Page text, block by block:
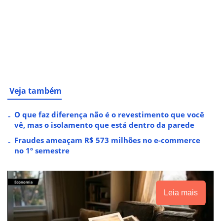
Veja também
O que faz diferença não é o revestimento que você
vê, mas o isolamento que está dentro da parede
Fraudes ameaçam R$ 573 milhões no e-commerce
no 1º semestre
Leia mais